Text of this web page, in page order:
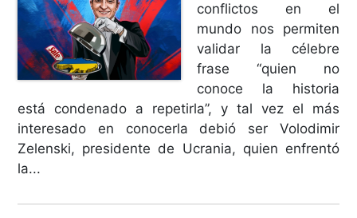
conflictos en el
mundo nos permiten
validar la célebre
frase “quien no
conoce la historia
está condenado a repetirla”, y tal vez el más
interesado en conocerla debió ser Volodimir
Zelenski, presidente de Ucrania, quien enfrentó
la...